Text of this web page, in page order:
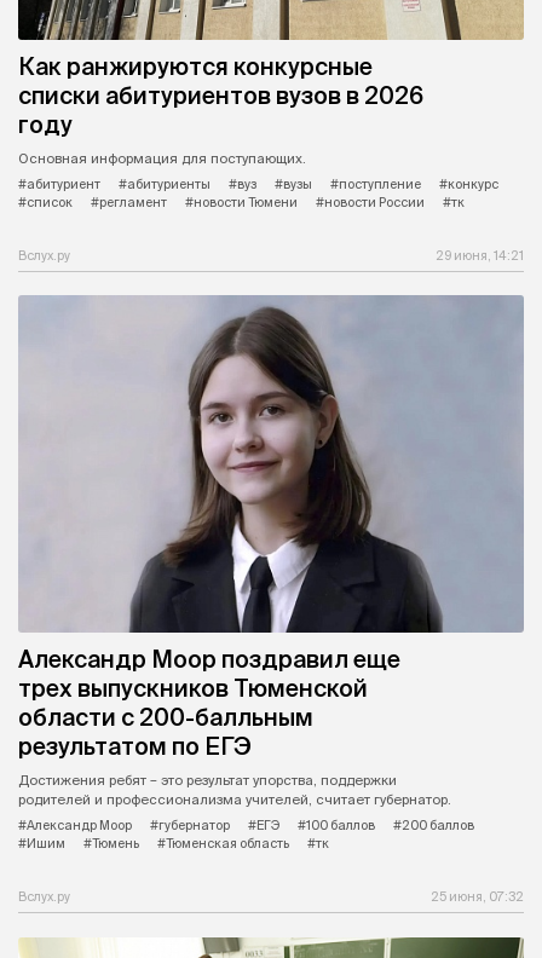
Как ранжируются конкурсные
списки абитуриентов вузов в 2026
году
Основная информация для поступающих.
#абитуриент
#абитуриенты #вуз #вузы #поступление
#конкурс
#список
#регламент #новости Тюмени #новости России #тк
Вслух.ру 29 июня, 14:21
Александр Моор поздравил еще
трех выпускников Тюменской
области с 200-балльным
результатом по ЕГЭ
Достижения ребят – это результат упорства, поддержки
родителей и профессионализма учителей, считает губернатор.
#Александр Моор
#губернатор #ЕГЭ #100 баллов
#200 баллов
#Ишим
#Тюмень #Тюменская область #тк
Вслух.ру 25 июня, 07:32